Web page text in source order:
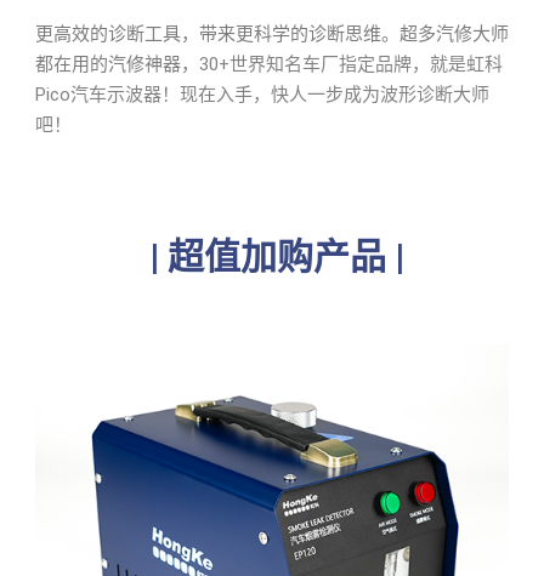
更高效的诊断工具，带来更科学的诊断思维。超多汽修大师
都在用的汽修神器， 30+世界知名车厂指定品牌，就是虹科
Pico汽车示波器！现在入手，快人一步成为波形诊断大师
吧！
| 超值加购产品 |